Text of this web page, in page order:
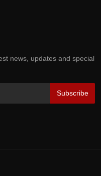
news, updates and special
Subscribe